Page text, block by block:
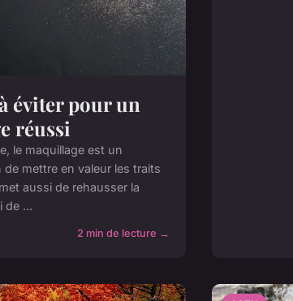
éviter pour un
réussi
le maquillage est un
de mettre en valeur les traits
aussi de rehausser la
de ...
2 min de lecture →